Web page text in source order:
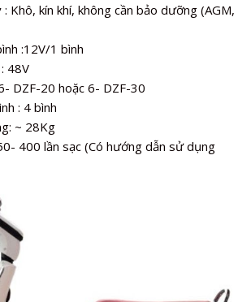
: Khô, kín khí, không cần bảo dưỡng (AGM,
:12V/1 bình
48V
DZF-20 hoặc 6- DZF-30
: 4 bình
~ 28Kg
400 lần sạc (Có hướng dẫn sử dụng